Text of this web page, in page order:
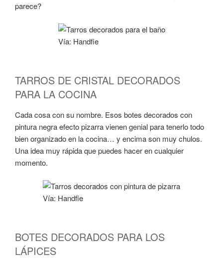
parece?
Vía: Handfie
TARROS DE CRISTAL DECORADOS
PARA LA COCINA
Cada cosa con su nombre. Esos botes decorados con
pintura negra efecto pizarra vienen genial para tenerlo todo
bien organizado en la cocina… y encima son muy chulos.
Una idea muy rápida que puedes hacer en cualquier
momento.
Vía: Handfie
BOTES DECORADOS PARA LOS
LÁPICES